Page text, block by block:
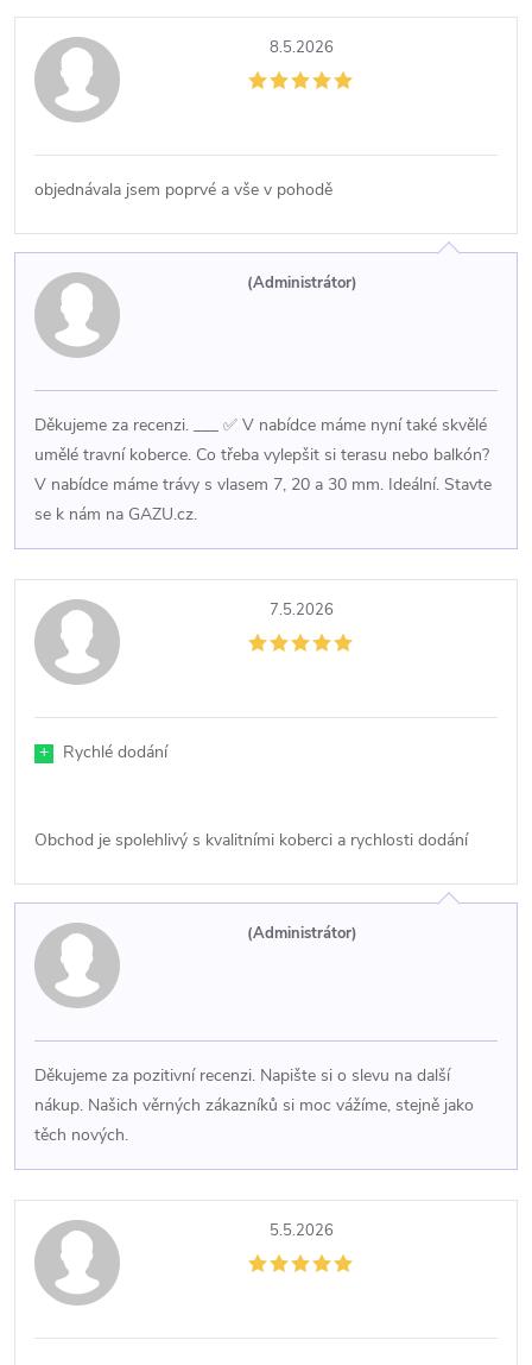
8.5.2026
objednávala jsem poprvé a vše v pohodě
(Administrátor)
Děkujeme za recenzi. ___ ✅ V nabídce máme nyní také skvělé
umělé travní koberce. Co třeba vylepšit si terasu nebo balkón?
V nabídce máme trávy s vlasem 7, 20 a 30 mm. Ideální. Stavte
se k nám na GAZU.cz.
7.5.2026
+ Rychlé dodání
Obchod je spolehlivý s kvalitními koberci a rychlosti dodání
(Administrátor)
Děkujeme za pozitivní recenzi. Napište si o slevu na další
nákup. Našich věrných zákazníků si moc vážíme, stejně jako
těch nových.
5.5.2026